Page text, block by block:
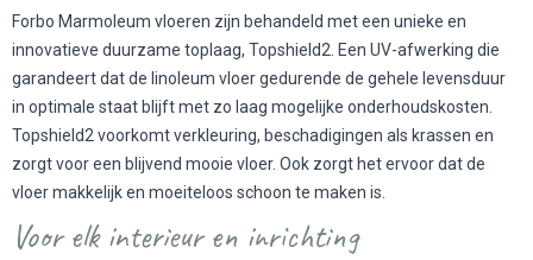
Forbo Marmoleum vloeren zijn behandeld met een unieke en
innovatieve duurzame toplaag, Topshield2. Een UV-afwerking die
garandeert dat de linoleum vloer gedurende de gehele levensduur
in optimale staat blijft met zo laag mogelijke onderhoudskosten.
Topshield2 voorkomt verkleuring, beschadigingen als krassen en
zorgt voor een blijvend mooie vloer. Ook zorgt het ervoor dat de
vloer makkelijk en moeiteloos schoon te maken is.
Voor elk interieur en inrichting